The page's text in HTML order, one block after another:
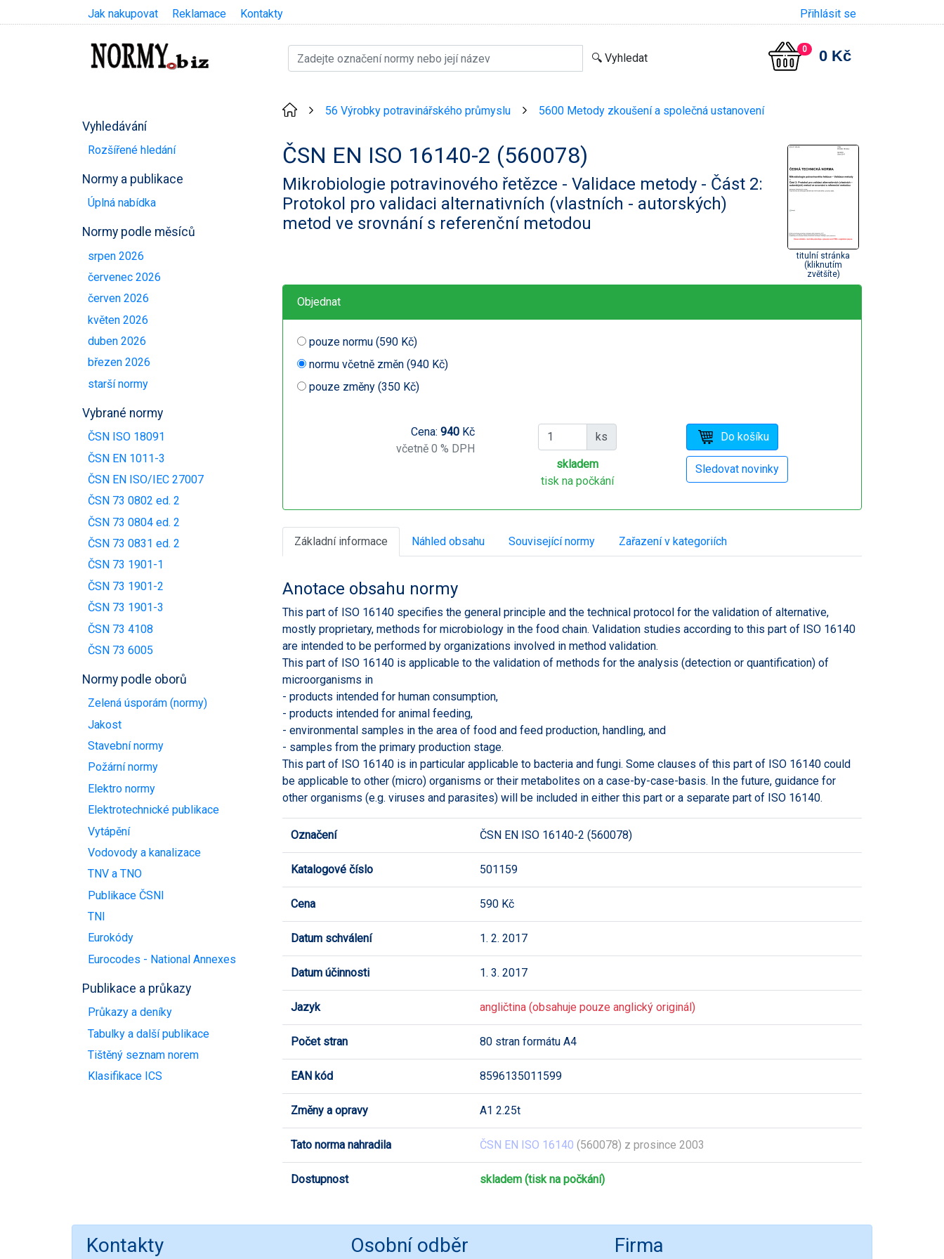
Jak nakupovat Reklamace Kontakty Přihlásit se
0 0 Kč
Vyhledávání
Rozšířené hledání
Normy a publikace
Úplná nabídka
Normy podle měsíců
srpen 2026
červenec 2026
červen 2026
květen 2026
duben 2026
březen 2026
starší normy
Vybrané normy
ČSN ISO 18091
ČSN EN 1011-3
ČSN EN ISO/IEC 27007
ČSN 73 0802 ed. 2
ČSN 73 0804 ed. 2
ČSN 73 0831 ed. 2
ČSN 73 1901-1
ČSN 73 1901-2
ČSN 73 1901-3
ČSN 73 4108
ČSN 73 6005
Normy podle oborů
Zelená úsporám (normy)
Jakost
Stavební normy
Požární normy
Elektro normy
Elektrotechnické publikace
Vytápění
Vodovody a kanalizace
TNV a TNO
Publikace ČSNI
TNI
Eurokódy
Eurocodes - National Annexes
Publikace a průkazy
Průkazy a deníky
Tabulky a další publikace
Tištěný seznam norem
Klasifikace ICS
56 Výrobky potravinářského průmyslu 5600 Metody zkoušení a společná ustanovení
ČSN EN ISO 16140-2 (560078)
Mikrobiologie potravinového řetězce - Validace metody - Část 2:
Protokol pro validaci alternativních (vlastních - autorských)
metod ve srovnání s referenční metodou
titulní stránka
(kliknutím
zvětšíte)
Objednat
pouze normu (590 Kč)
normu včetně změn (940 Kč)
pouze změny (350 Kč)
Cena: 940Kč
včetně 0 % DPH
ks
skladem
tisk na počkání
Základní informace Náhled obsahu Související normy Zařazení v kategoriích
Anotace obsahu normy
This part of ISO 16140 specifies the general principle and the technical protocol for the validation of alternative,
mostly proprietary, methods for microbiology in the food chain. Validation studies according to this part of ISO 16140
are intended to be performed by organizations involved in method validation.
This part of ISO 16140 is applicable to the validation of methods for the analysis (detection or quantification) of
microorganisms in
- products intended for human consumption,
- products intended for animal feeding,
- environmental samples in the area of food and feed production, handling, and
- samples from the primary production stage.
This part of ISO 16140 is in particular applicable to bacteria and fungi. Some clauses of this part of ISO 16140 could
be applicable to other (micro) organisms or their metabolites on a case-by-case-basis. In the future, guidance for
other organisms (e.g. viruses and parasites) will be included in either this part or a separate part of ISO 16140.
Označení ČSN EN ISO 16140-2 (560078)
Katalogové číslo 501159
Cena 590 Kč
Datum schválení 1. 2. 2017
Datum účinnosti 1. 3. 2017
Jazyk angličtina (obsahuje pouze anglický originál)
Počet stran 80 stran formátu A4
EAN kód 8596135011599
Změny a opravy A1 2.25t
Tato norma nahradila ČSN EN ISO 16140 (560078) z prosince 2003
Dostupnost skladem (tisk na počkání)
Kontakty Osobní odběr Firma